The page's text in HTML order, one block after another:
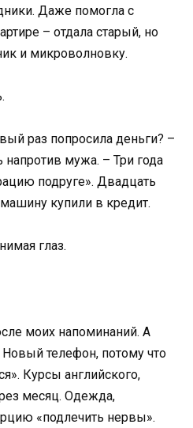
Даже помогла с
– отдала старый, но
и микроволновку.
раз попросила деньги? –
напротив мужа. – Три года
подруге». Двадцать
купили в кредит.
глаз.
моих напоминаний. А
телефон, потому что
Курсы английского,
месяц. Одежда,
«подлечить нервы».